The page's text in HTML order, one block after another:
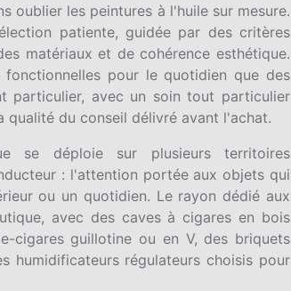
oublier les peintures à l'huile sur mesure.
patiente, guidée par des critères
matériaux et de cohérence esthétique.
pour le quotidien que des
particulier, avec un soin tout particulier
du conseil délivré avant l'achat.
se déploie sur plusieurs territoires
: l'attention portée aux objets qui
ou un quotidien. Le rayon dédié aux
avec des caves à cigares en bois
cigares guillotine ou en V, des briquets
humidificateurs régulateurs choisis pour